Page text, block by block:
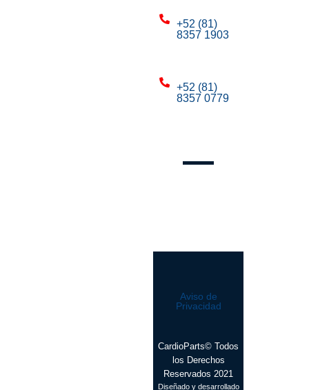
+52 (81)
8357 1903
+52 (81)
8357 0779
Aviso de
Privacidad
CardioParts© Todos
los Derechos
Reservados 2021
Diseñado y desarrollado